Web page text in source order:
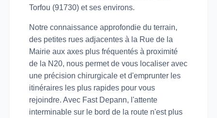
Torfou (91730) et ses environs.
Notre connaissance approfondie du terrain,
des petites rues adjacentes à la Rue de la
Mairie aux axes plus fréquentés à proximité
de la N20, nous permet de vous localiser avec
une précision chirurgicale et d'emprunter les
itinéraires les plus rapides pour vous
rejoindre. Avec Fast Depann, l'attente
interminable sur le bord de la route n'est plus